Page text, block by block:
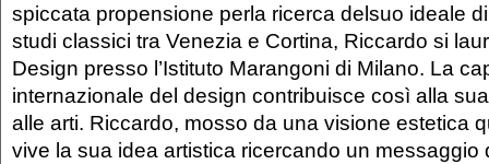
spiccata propensione perla ricerca delsuo ideale
studi classici tra Venezia e Cortina, Riccardo si
Design presso l’Istituto Marangoni di Milano. La
internazionale del design contribuisce così alla
alle arti. Riccardo, mosso da una visione estetica
vive la sua idea artistica ricercando un messaggio